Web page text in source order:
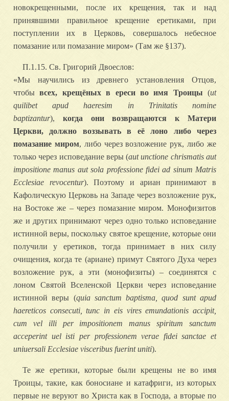
новокрещенными, после их крещения, так и над
принявшими правильное крещение еретиками, при
поступлении их в Церковь, совершалось небесное
помазание или помазание миром» (Там же §137).
П.1.15. Св. Григорий Двоеслов:
«Мы научились из древнего установления Отцов,
чтобывсех, крещёных в ереси во имя Троицы (ut
quilibet apud haeresim in Trinitatis nomine
baptizantur), когда они возвращаются к Матери
Церкви, должно воззывать в её лоно либо через
помазание миром, либо через возложение рук, либо же
только через исповедание веры (aut unctione chrismatis aut
impositione manus aut sola professione fidei ad sinum Matris
Ecclesiae revocentur). Поэтому и ариан принимают в
Кафолическую Церковь на Западе через возложение рук,
на Востоке же – через помазание миром. Монофизитов
же и других принимают через одно только исповедание
истинной веры, поскольку святое крещение, которые они
получили у еретиков, тогда принимает в них силу
очищения, когда те (ариане) примут Святого Духа через
возложение рук, а эти (монофизиты) – соединятся с
лоном Святой Вселенской Церкви через исповедание
истинной веры (quia sanctum baptisma, quod sunt apud
haereticos consecuti, tunc in eis vires emundationis accipit,
cum vel illi per impositionem manus spiritum sanctum
acceperint uel isti per professionem verae fidei sanctae et
uniuersali Ecclesiae visceribus fuerint uniti).
Те же еретики, которые были крещены не во имя
Троицы, такие, как боносиане и катафриги, из которых
первые не веруют во Христа как в Господа, а вторые по